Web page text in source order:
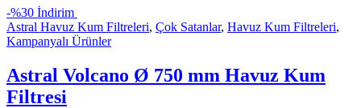
-%30 İndirim
Astral Havuz Kum Filtreleri, Çok Satanlar, Havuz Kum Filtreleri,
Kampanyalı Ürünler
Astral Volcano Ø 750 mm Havuz Kum
Filtresi